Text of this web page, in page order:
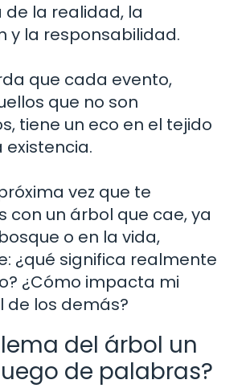
de la realidad, la
y la responsabilidad.
que cada evento,
que no son
tiene un eco en el tejido
vez que te
con un árbol que cae, ya
o en la vida,
¿qué significa realmente
¿Cómo impacta mi
de los demás?
del árbol un
de palabras?